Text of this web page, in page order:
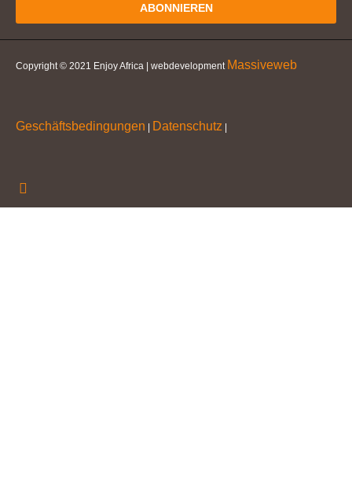
ABONNIEREN
Copyright © 2021 Enjoy Africa | webdevelopment Massiveweb
Geschäftsbedingungen Datenschutz